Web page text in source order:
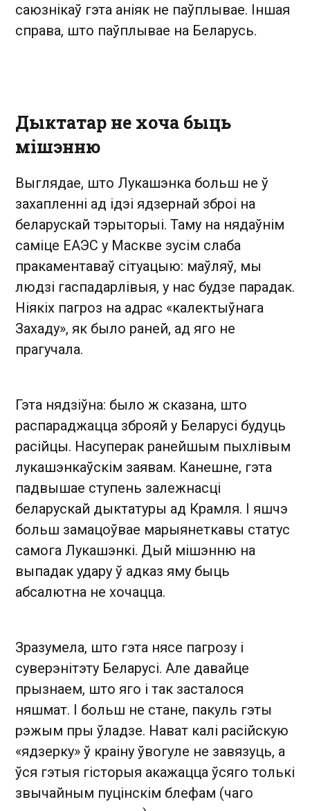
саюзнікаў гэта аніяк не паўплывае. Іншая
справа, што паўплывае на Беларусь.
Дыктатар не хоча быць
мішэнню
Выглядае, што Лукашэнка больш не ў
захапленні ад ідэі ядзернай зброі на
беларускай тэрыторыі. Таму на нядаўнім
саміце ЕАЭС у Маскве зусім слаба
пракаментаваў сітуацыю: маўляў, мы
людзі гаспадарлівыя, у нас будзе парадак.
Ніякіх пагроз на адрас «калектыўнага
Захаду», як было раней, ад яго не
прагучала.
Гэта нядзіўна: было ж сказана, што
распараджацца зброяй у Беларусі будуць
расійцы. Насуперак ранейшым пыхлівым
лукашэнкаўскім заявам. Канешне, гэта
падвышае ступень залежнасці
беларускай дыктатуры ад Крамля. І яшчэ
больш замацоўвае марыянеткавы статус
самога Лукашэнкі. Дый мішэнню на
выпадак удару ў адказ яму быць
абсалютна не хочацца.
Зразумела, што гэта нясе пагрозу і
суверэнітэту Беларусі. Але давайце
прызнаем, што яго і так засталося
няшмат. І больш не стане, пакуль гэты
рэжым пры ўладзе. Нават калі расійскую
«ядзерку» ў краіну ўвогуле не завязуць, а
ўся гэтыя гісторыя акажацца ўсяго толькі
звычайным пуцінскім блефам (чаго